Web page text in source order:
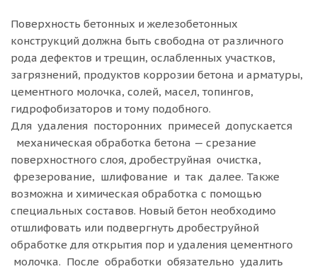
Поверхность бетонных и железобетонных
конструкций должна быть свободна от различного
рода дефектов и трещин, ослабленных участков,
загрязнений, продуктов коррозии бетона и арматуры,
цементного молочка, солей, масел, топингов,
гидрофобизаторов и тому подобного.
Для удаления посторонних примесей допускается
механическая обработка бетона — срезание
поверхностного слоя, дробеструйная очистка,
фрезерование, шлифование и так далее. Также
возможна и химическая обработка с помощью
специальных составов. Новый бетон необходимо
отшлифовать или подвергнуть дробеструйной
обработке для открытия пор и удаления цементного
молочка. После обработки обязательно удалить